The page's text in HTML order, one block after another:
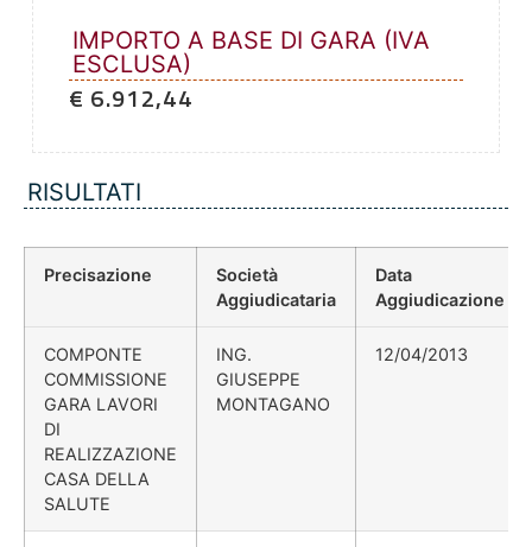
IMPORTO A BASE DI GARA (IVA
ESCLUSA)
€ 6.912,44
RISULTATI
Precisazione
Società
Aggiudicataria
Data
Aggiudicazione
COMPONTE
COMMISSIONE
GARA LAVORI
DI
REALIZZAZIONE
CASA DELLA
SALUTE
ING.
GIUSEPPE
MONTAGANO
12/04/2013